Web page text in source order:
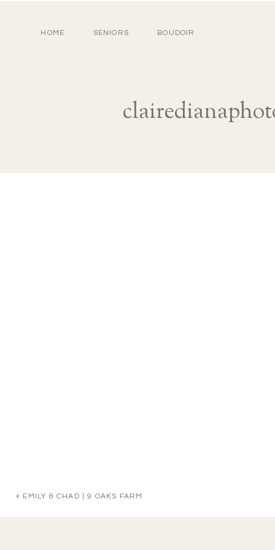
HOME SENIORS BOUDOIR
« EMILY & CHAD | 9 OAKS FARM